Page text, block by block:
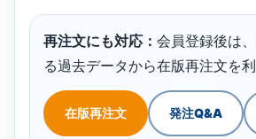
再注文にも対応： 会員登録後は
る過去データから在版再注文を利
在版再注文 発注Q&A